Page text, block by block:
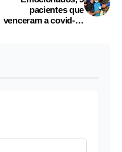
pacientes que
venceram a covid-19